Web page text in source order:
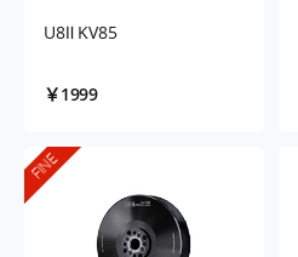
U8Ⅱ KV85
￥1999
FINE